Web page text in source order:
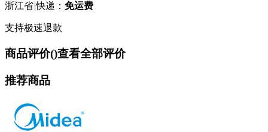
浙江省|快递： 免运费
支持极速退款
商品评价()查看全部评价
推荐商品